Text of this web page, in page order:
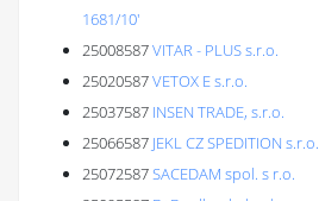
1681/10'
25008587VITAR - PLUS s.r.o.
25020587VETOX E s.r.o.
25037587 INSEN TRADE, s.r.o.
25066587 JEKL CZ SPEDITION s.r.o.
25072587SACEDAM spol. s r.o.